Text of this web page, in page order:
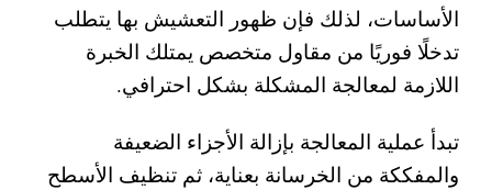
الأساسات، لذلك فإن ظهور التعشيش بها يتطلب
تدخلًا فوريًا من مقاول متخصص يمتلك الخبرة
اللازمة لمعالجة المشكلة بشكل احترافي.
تبدأ عملية المعالجة بإزالة الأجزاء الضعيفة
والمفككة من الخرسانة بعناية، ثم تنظيف الأسطح